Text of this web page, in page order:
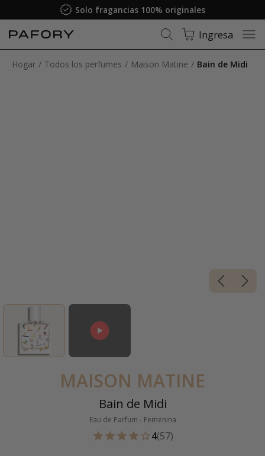
Solo fragancias 100% originales
Ingresa
Hogar Todos los perfumes Maison Matine Bain de Midi
MAISON MATINE
Bain de Midi
Eau de Parfum - Femenina
4(57)